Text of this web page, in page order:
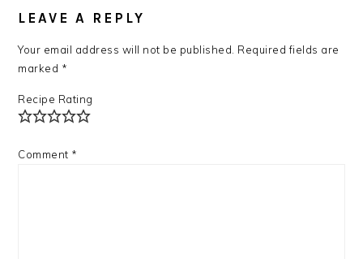
INTERACTIONS
LEAVE A REPLY
Your email address will not be published. Required fields are
marked *
Recipe Rating
Comment *